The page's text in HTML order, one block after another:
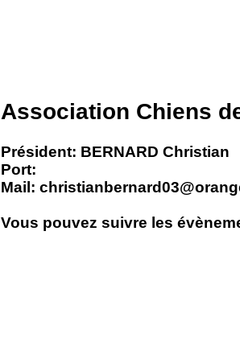
Association Chiens
Président: BERNARD Christian
Port:
Mail:
Vous pouvez suivre les